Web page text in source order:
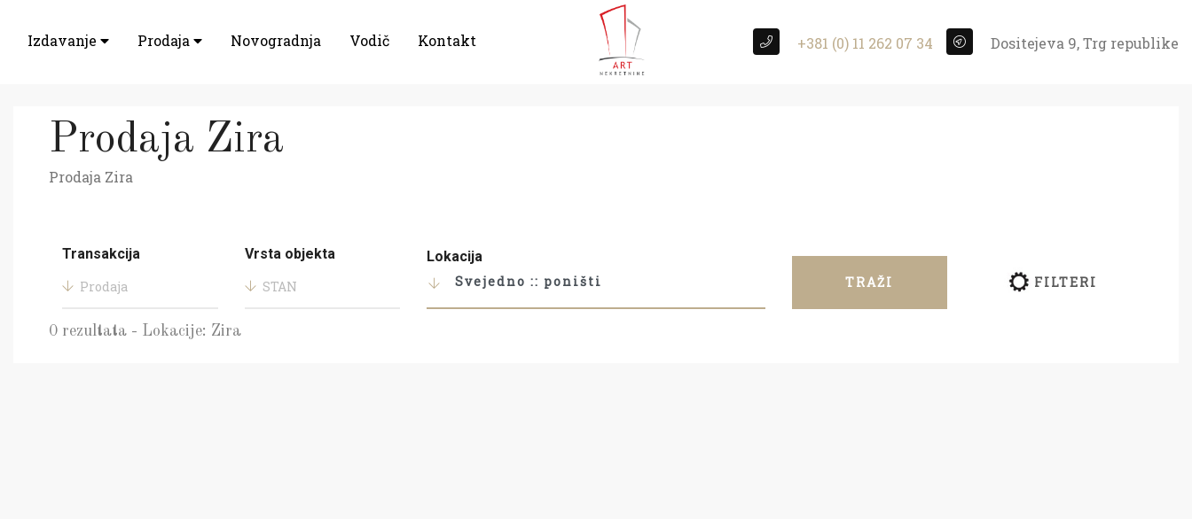
Izdavanje Prodaja Novogradnja Vodič Kontakt +381 (0) 11 262 07 34 Dositejeva 9, Trg republike
Prodaja Zira
Prodaja Zira
Transakcija
Prodaja
Vrsta objekta
STAN
Lokacija
Svejedno :: poništi
TRAŽI FILTERI
0 rezultata - Lokacije: Zira